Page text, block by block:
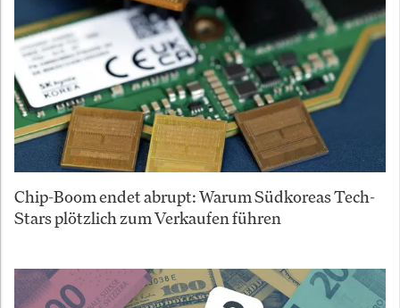
Chip-Boom endet abrupt: Warum Südkoreas Tech-
Stars plötzlich zum Verkaufen führen